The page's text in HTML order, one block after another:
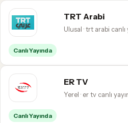
TRT Arabi
Ulusal · trt arabi
Canlı Yayında
ER TV
Yerel · er tv canlı
Canlı Yayında